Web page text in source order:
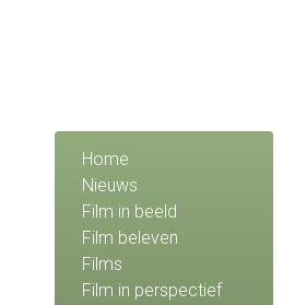
Home
Nieuws
Film in beeld
Film beleven
Films
Film in perspectief